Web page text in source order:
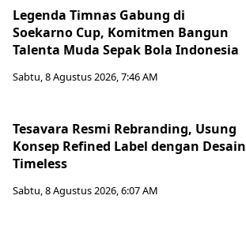
Legenda Timnas Gabung di
Soekarno Cup, Komitmen Bangun
Talenta Muda Sepak Bola Indonesia
Sabtu, 8 Agustus 2026, 7:46 AM
Tesavara Resmi Rebranding, Usung
Konsep Refined Label dengan Desain
Timeless
Sabtu, 8 Agustus 2026, 6:07 AM